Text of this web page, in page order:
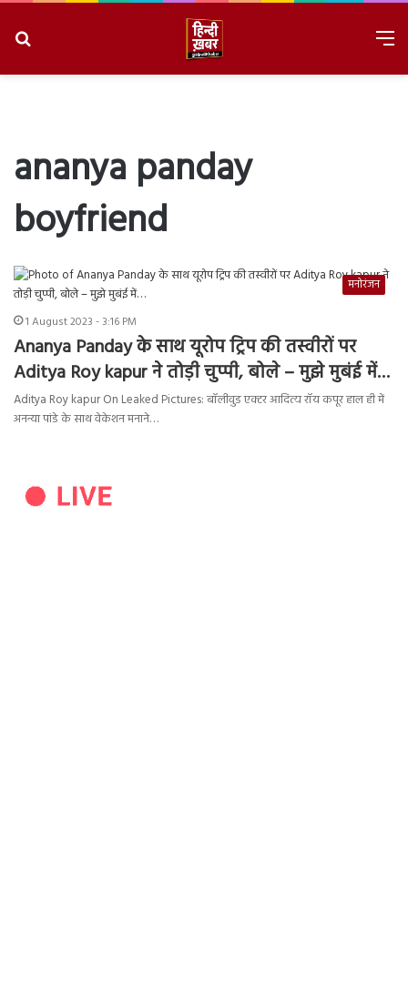
ananya panday
boyfriend
मनोरंजन
1 August 2023 - 3:16 PM
Ananya Panday के साथ यूरोप ट्रिप की तस्वीरों पर
Aditya Roy kapur ने तोड़ी चुप्पी, बोले – मुझे मुबंई में…
Aditya Roy kapur On Leaked Pictures: बॉलीवुड एक्टर आदित्य रॉय कपूर हाल ही में
अनन्या पांडे के साथ वेकेशन मनाने…